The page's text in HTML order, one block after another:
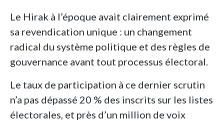
Le Hirak à l’époque avait clairement exprimé
sa revendication unique : un changement
radical du système politique et des règles de
gouvernance avant tout processus électoral.
Le taux de participation à ce dernier scrutin
n’a pas dépassé 20 % des inscrits sur les listes
électorales, et près d’un million de voix